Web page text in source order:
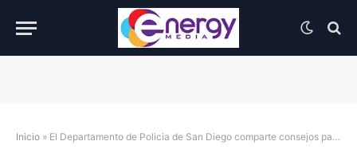
Inicio » El Departamento de Policia de San Diego comparte consejos para disfrutar un Halloween seguro